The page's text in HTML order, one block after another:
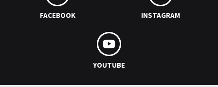
FACEBOOK INSTAGRAM
YOUTUBE